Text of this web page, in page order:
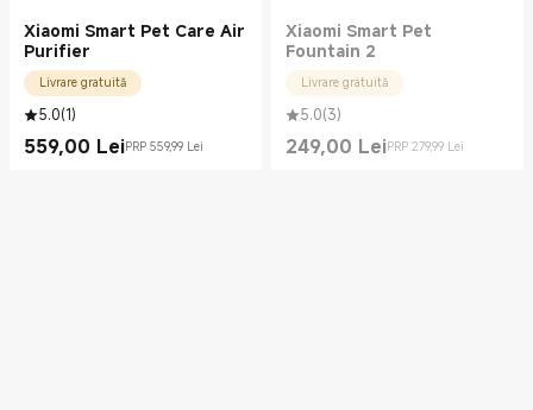
Xiaomi Smart Pet Care Air
Purifier
Livrare gratuită
5.0(1)
559,00 Lei
Current Price Lei559.00PRP 559,99 Lei
Preț de comercializare 559,99 Lei
Xiaomi Smart Pet
Fountain 2
Livrare gratuită
5.0(3)
249,00 Lei
Current Price Lei249.00PRP 279,99 Lei
Preț de comercializare 279,99 Lei